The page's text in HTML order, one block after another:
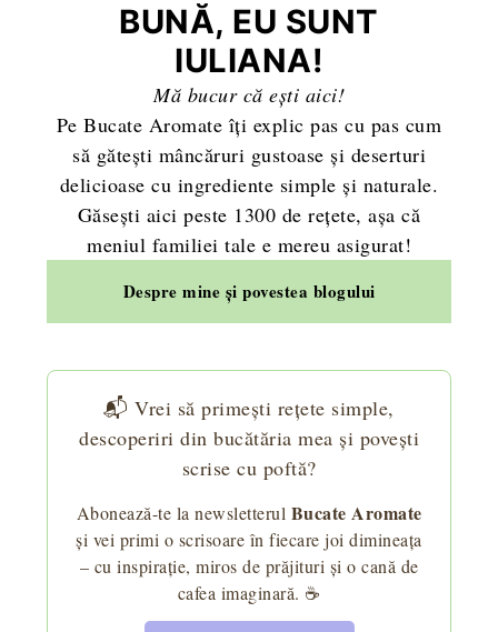
BUNĂ, EU SUNT
IULIANA!
Mă bucur că ești aici!
Pe Bucate Aromate îți explic pas cu pas cum
să gătești mâncăruri gustoase și deserturi
delicioase cu ingrediente simple și naturale.
Găsești aici peste 1300 de rețete, așa că
meniul familiei tale e mereu asigurat!
Despre mine și povestea blogului
📬 Vrei să primești rețete simple,
descoperiri din bucătăria mea și povești
scrise cu poftă?
Abonează-te la newsletterul Bucate Aromate
și vei primi o scrisoare în fiecare joi dimineața
– cu inspirație, miros de prăjituri și o cană de
cafea imaginară. ☕